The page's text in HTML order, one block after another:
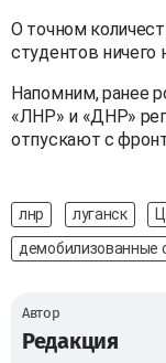
О точном
студентов ничего
Напомним, ранее
«ЛНР» и «ДНР»
отпускают с
лнр луганск
демобилизованные
Автор
Редакция